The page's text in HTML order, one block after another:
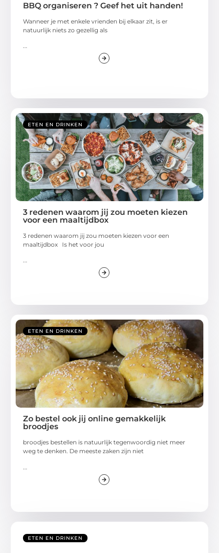
BBQ organiseren ? Geef het uit handen!
Wanneer je met enkele vrienden bij elkaar zit, is er
natuurlijk niets zo gezellig als
ETEN EN DRINKEN
3 redenen waarom jij zou moeten kiezen
voor een maaltijdbox
3 redenen waarom jij zou moeten kiezen voor een
maaltijdbox Is het voor jou
...
ETEN EN DRINKEN
Zo bestel ook jij online gemakkelijk
broodjes
broodjes bestellen is natuurlijk tegenwoordig niet meer
weg te denken. De meeste zaken zijn niet
ETEN EN DRINKEN